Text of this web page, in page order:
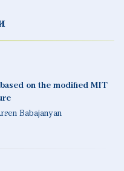
on the modified MIT
Babajanyan